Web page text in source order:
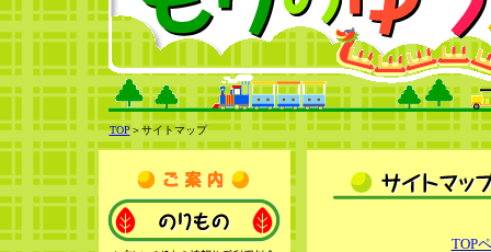
TOP＞サイトマップ
TOP